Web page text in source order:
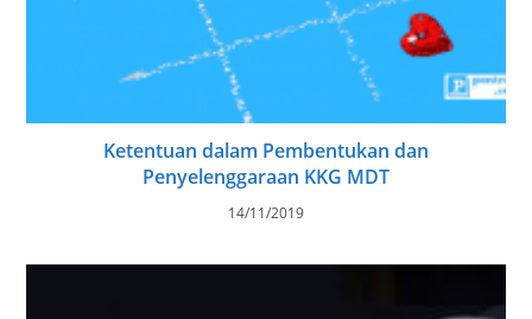
Ketentuan dalam Pembentukan dan
Penyelenggaraan KKG MDT
14/11/2019